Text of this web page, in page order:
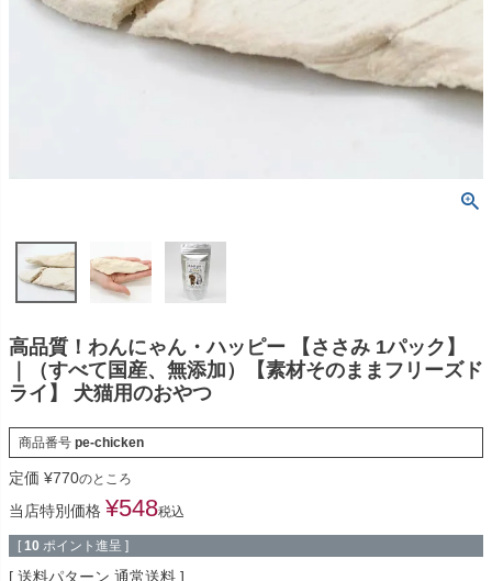
高品質！わんにゃん・ハッピー 【ささみ 1パック】
｜（すべて国産、無添加）【素材そのままフリーズド
ライ】 犬猫用のおやつ
商品番号 pe-chicken
定価 ¥770のところ
当店特別価格 ¥548税込
[ 10 ポイント進呈 ]
送料パターン 通常送料